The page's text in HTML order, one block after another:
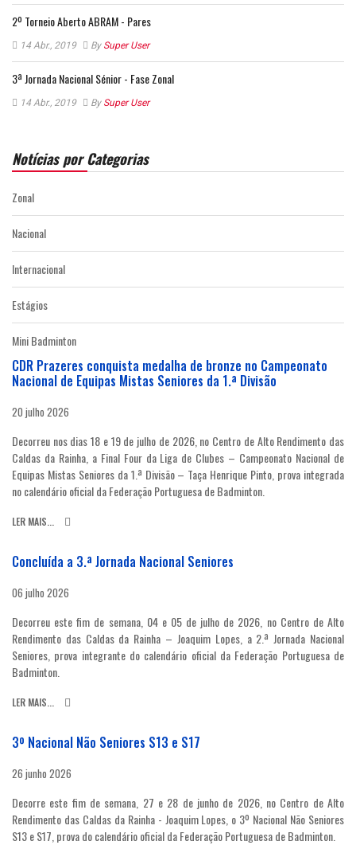
2º Torneio Aberto ABRAM - Pares
14 Abr., 2019 By Super User
3ª Jornada Nacional Sénior - Fase Zonal
14 Abr., 2019 By Super User
Notícias por Categorias
Zonal
Nacional
Internacional
Estágios
Mini Badminton
CDR Prazeres conquista medalha de bronze no Campeonato
Nacional de Equipas Mistas Seniores da 1.ª Divisão
20 julho 2026
Decorreu nos dias 18 e 19 de julho de 2026, no Centro de Alto Rendimento das
Caldas da Rainha, a Final Four da Liga de Clubes – Campeonato Nacional de
Equipas Mistas Seniores da 1.ª Divisão – Taça Henrique Pinto, prova integrada
no calendário oficial da Federação Portuguesa de Badminton.
LER MAIS...
Concluída a 3.ª Jornada Nacional Seniores
06 julho 2026
Decorreu este fim de semana, 04 e 05 de julho de 2026, no Centro de Alto
Rendimento das Caldas da Rainha – Joaquim Lopes, a 2.ª Jornada Nacional
Seniores, prova integrante do calendário oficial da Federação Portuguesa de
Badminton.
LER MAIS...
3º Nacional Não Seniores S13 e S17
26 junho 2026
Decorre este fim de semana, 27 e 28 de junho de 2026, no Centro de Alto
Rendimento das Caldas da Rainha - Joaquim Lopes, o 3º Nacional Não Seniores
S13 e S17, prova do calendário oficial da Federação Portuguesa de Badminton.